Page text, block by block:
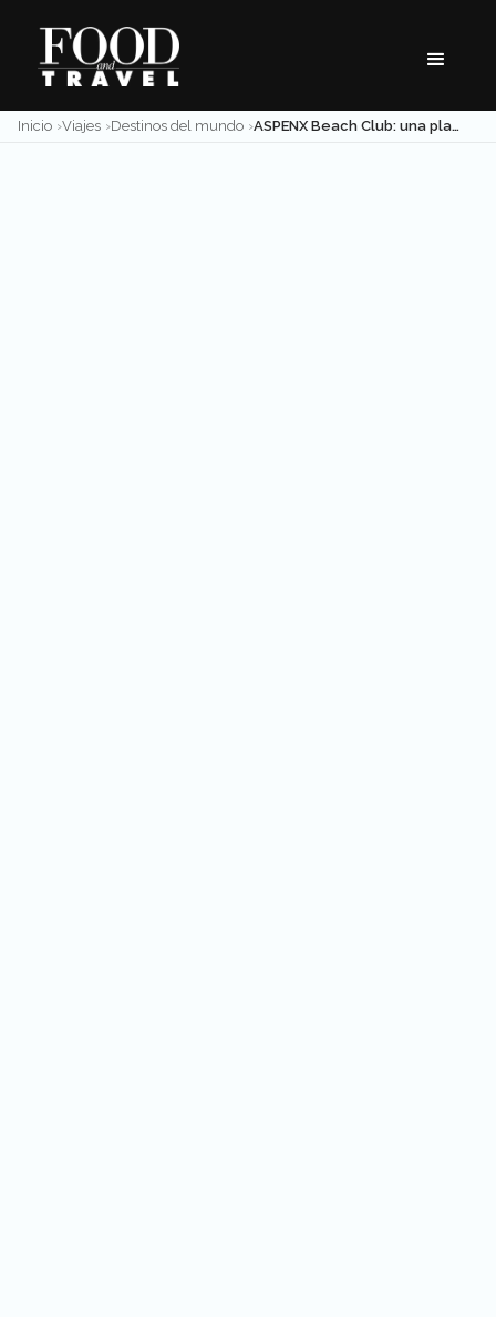
content
Inicio Viajes Destinos del mundo ASPENX Beach Club: una playa con nieve en mitad de las montañas de Colorado